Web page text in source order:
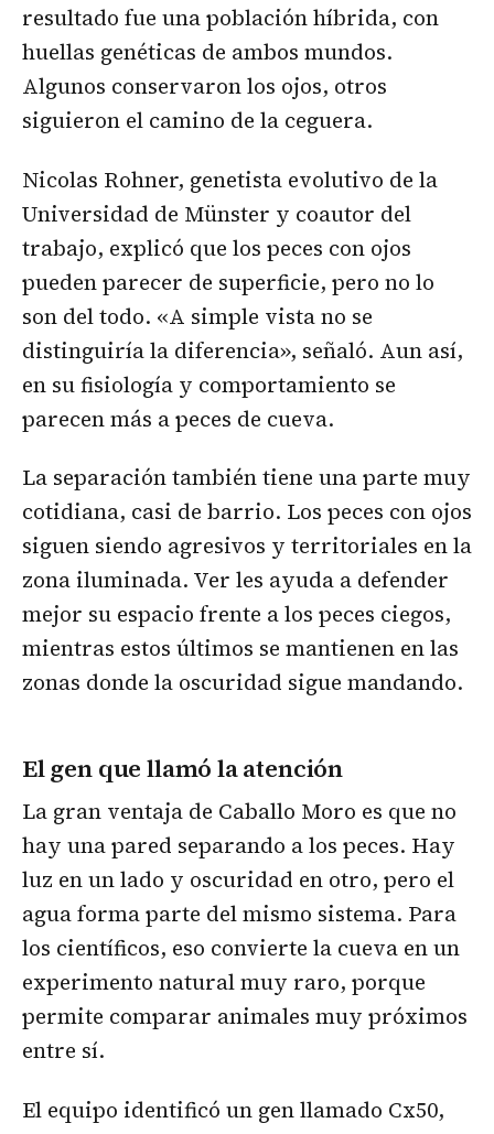
resultado fue una población híbrida, con
huellas genéticas de ambos mundos.
Algunos conservaron los ojos, otros
siguieron el camino de la ceguera.
Nicolas Rohner, genetista evolutivo de la
Universidad de Münster y coautor del
trabajo, explicó que los peces con ojos
pueden parecer de superficie, pero no lo
son del todo. «A simple vista no se
distinguiría la diferencia», señaló. Aun así,
en su fisiología y comportamiento se
parecen más a peces de cueva.
La separación también tiene una parte muy
cotidiana, casi de barrio. Los peces con ojos
siguen siendo agresivos y territoriales en la
zona iluminada. Ver les ayuda a defender
mejor su espacio frente a los peces ciegos,
mientras estos últimos se mantienen en las
zonas donde la oscuridad sigue mandando.
El gen que llamó la atención
La gran ventaja de Caballo Moro es que no
hay una pared separando a los peces. Hay
luz en un lado y oscuridad en otro, pero el
agua forma parte del mismo sistema. Para
los científicos, eso convierte la cueva en un
experimento natural muy raro, porque
permite comparar animales muy próximos
entre sí.
El equipo identificó un gen llamado Cx50,